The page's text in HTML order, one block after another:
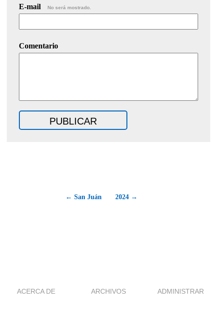
E-mail No será mostrado.
Comentario
← San Juán 2024 →
ACERCA DE ARCHIVOS ADMINISTRAR